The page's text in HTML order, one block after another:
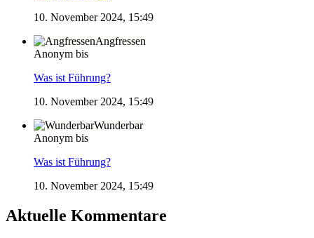
10. November 2024, 15:49
Angfressen
Anonym bis
Was ist Führung?
10. November 2024, 15:49
Wunderbar
Anonym bis
Was ist Führung?
10. November 2024, 15:49
Aktuelle Kommentare